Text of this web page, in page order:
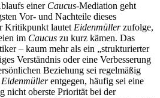
einer Caucus-Mediation geht
Vor- und Nachteile dieses
Kritikpunkt lautet Eidenmüllerzufolge,
im Caucus zu kurz kämen. Das
– kaum mehr als ein „strukturierter
Verständnis oder eine Verbesserung
Beziehung sei regelmäßig
Eidenmüllerentgegen, häufig sei eine
nicht oberste Priorität bei der